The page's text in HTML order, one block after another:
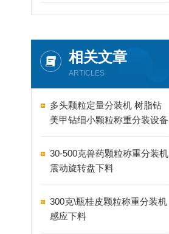
相关文章
ARTICLES
多头颗粒定量分装机 树脂钻
美甲钻细小颗粒称重分装设备
支持24-60头定制
30-500克兽药颗粒称重分装机
震动旋转盘下料
300克\瓶桂皮颗粒称重分装机
感应下料